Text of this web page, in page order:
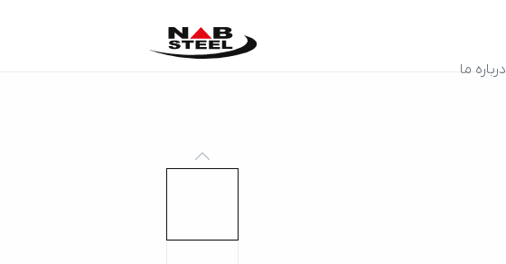
درباره ما